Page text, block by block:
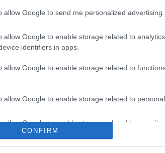
allow Google to send me personalized advertising.
allow Google to enable storage related to
identifiers in apps.
allow Google to enable storage related to
allow Google to enable storage related to
allow Google to enable storage related to security,
functionality and fraud prevention, and other
CONFIRM
#LEGBARÁTSÁGTALANABB VÁROSOK #HOL JÓ